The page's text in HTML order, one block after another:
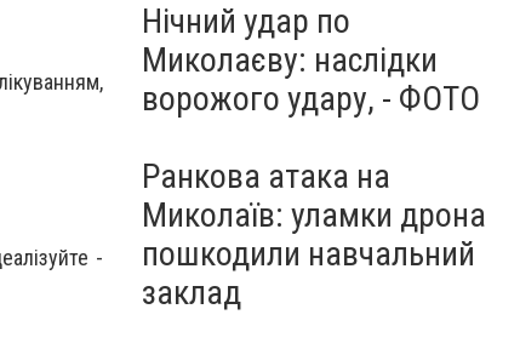
-
Нічний удар по
Миколаєву: наслідки
ворожого удару, - ФОТО
Ранкова атака на
Миколаїв: уламки дрона
пошкодили навчальний
заклад